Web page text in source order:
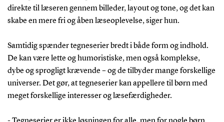
direkte til læseren gennem billeder, layout og tone, og det kan
skabe en mere fri og åben læseoplevelse, siger hun.
Samtidig spænder tegneserier bredt i både form og indhold.
De kan være lette og humoristiske, men også komplekse,
dybe og sprogligt krævende – og de tilbyder mange forskellige
universer. Det gør, at tegneserier kan appellere til børn med
meget forskellige interesser og læsefærdigheder.